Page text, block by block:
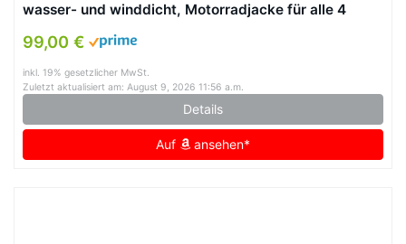
wasser- und winddicht, Motorradjacke für alle 4
Jahreszeiten mit herausnehmbarem Thermofutter,
Schwarz/Gelb, 3XL
99,00 €
inkl. 19% gesetzlicher MwSt.
Zuletzt aktualisiert am: August 9, 2026 11:56 a.m.
Details
Auf ansehen*